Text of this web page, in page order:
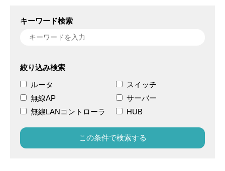
キーワード検索
絞り込み検索
ルータ
スイッチ
無線AP
サーバー
無線LANコントローラ
HUB